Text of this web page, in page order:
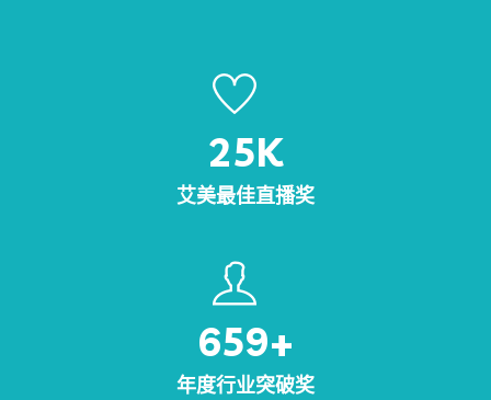
25K
艾美最佳直播奖
659+
年度行业突破奖